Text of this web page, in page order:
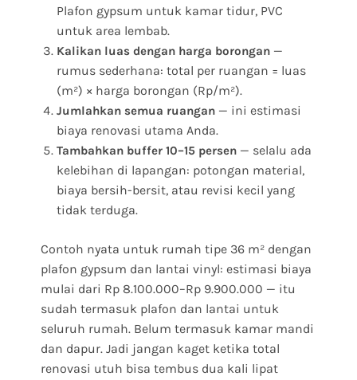
Plafon gypsum untuk kamar tidur, PVC
untuk area lembab.
Kalikan luas dengan harga borongan —
rumus sederhana: total per ruangan = luas
(m²) × harga borongan (Rp/m²).
Jumlahkan semua ruangan — ini estimasi
biaya renovasi utama Anda.
Tambahkan buffer 10–15 persen — selalu ada
kelebihan di lapangan: potongan material,
biaya bersih-bersit, atau revisi kecil yang
tidak terduga.
Contoh nyata untuk rumah tipe 36 m² dengan
plafon gypsum dan lantai vinyl: estimasi biaya
mulai dari Rp 8.100.000–Rp 9.900.000 — itu
sudah termasuk plafon dan lantai untuk
seluruh rumah. Belum termasuk kamar mandi
dan dapur. Jadi jangan kaget ketika total
renovasi utuh bisa tembus dua kali lipat